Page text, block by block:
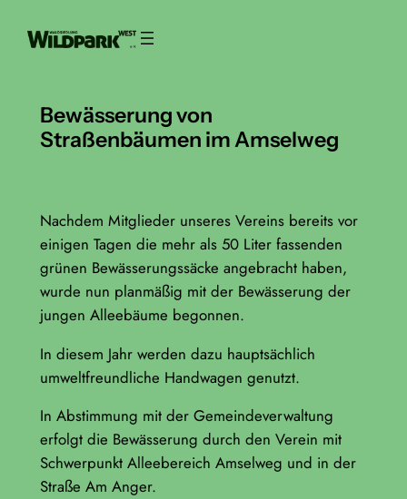
Inhalt
Bewässerung von
Straßenbäumen im Amselweg
Nachdem Mitglieder unseres Vereins bereits vor
einigen Tagen die mehr als 50 Liter fassenden
grünen Bewässerungssäcke angebracht haben,
wurde nun planmäßig mit der Bewässerung der
jungen Alleebäume begonnen.
In diesem Jahr werden dazu hauptsächlich
umweltfreundliche Handwagen genutzt.
In Abstimmung mit der Gemeindeverwaltung
erfolgt die Bewässerung durch den Verein mit
Schwerpunkt Alleebereich Amselweg und in der
Straße Am Anger.